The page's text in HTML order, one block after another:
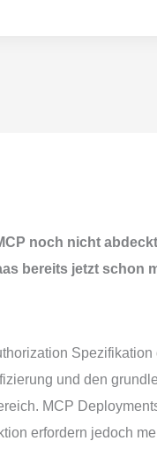
noch nicht
bereits jetzt schon
Spezifikation
und den
MCP
erfordern jedoch